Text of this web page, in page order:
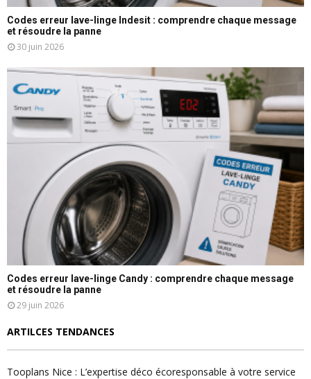
Codes erreur lave-linge Indesit : comprendre chaque message
et résoudre la panne
30 juin 2026
Codes erreur lave-linge Candy : comprendre chaque message
et résoudre la panne
29 juin 2026
ARTILCES TENDANCES
Tooplans Nice : L’expertise déco écoresponsable à votre service